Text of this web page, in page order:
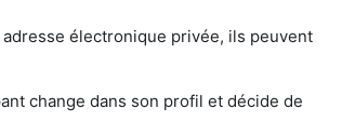
électronique privée, ils peuvent
change dans son profil et décide de